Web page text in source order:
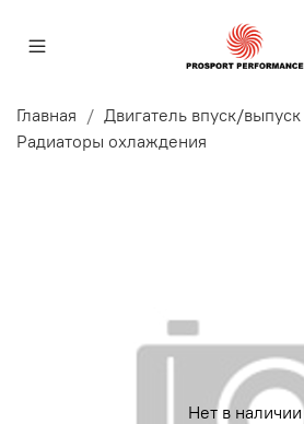
Главная Двигатель впуск/выпуск
Радиаторы охлаждения
Нет в наличии